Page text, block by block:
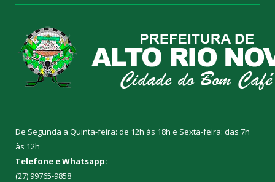
De Segunda a Quinta-feira: de 12h às 18h e Sexta-feira: das 7h
às 12h
Telefone e Whatsapp:
(27) 99765-9858